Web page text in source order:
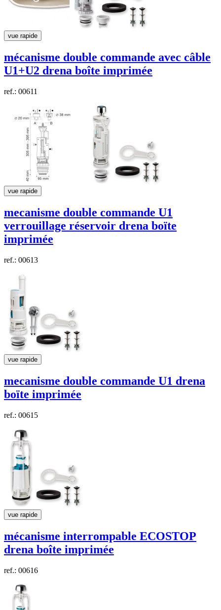
vue rapide
mécanisme double commande avec câble
U1+U2 drena boîte imprimée
ref.: 00611
vue rapide
mecanisme double commande U1
verrouillage réservoir drena boïte
imprimée
ref.: 00613
vue rapide
mecanisme double commande U1 drena
boïte imprimée
ref.: 00615
vue rapide
mécanisme interrompable ECOSTOP
drena boîte imprimée
ref.: 00616